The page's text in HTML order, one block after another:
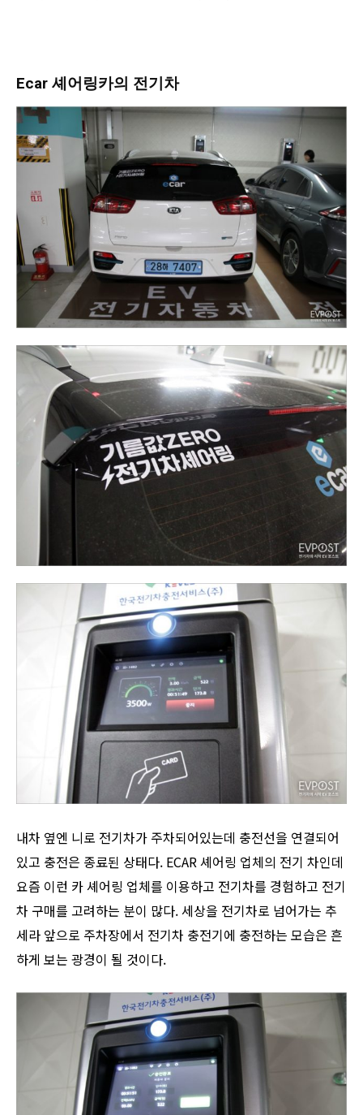
Ecar 셰어링카의 전기차
내차 옆엔 니로 전기차가 주차되어있는데 충전선을 연결되어
있고 충전은 종료된 상태다. ECAR 셰어링 업체의 전기 차인데
요즘 이런 카 셰어링 업체를 이용하고 전기차를 경험하고 전기
차 구매를 고려하는 분이 많다. 세상을 전기차로 넘어가는 추
세라 앞으로 주차장에서 전기차 충전기에 충전하는 모습은 흔
하게 보는 광경이 될 것이다.